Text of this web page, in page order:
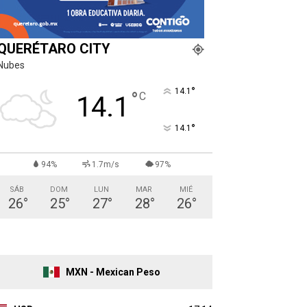
CITY
14.1 °C 14.1 °
14.1 °
94% 1.7m/s 97%
SÁB
26°
DOM
25°
LUN
27°
MAR
28°
MIÉ
26°
MXN - Mexican Peso